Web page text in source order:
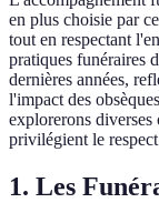
en plus choisie par
tout en respectant
pratiques funéraires
dernières années,
l'impact des
explorerons
privilégient le
1. Les